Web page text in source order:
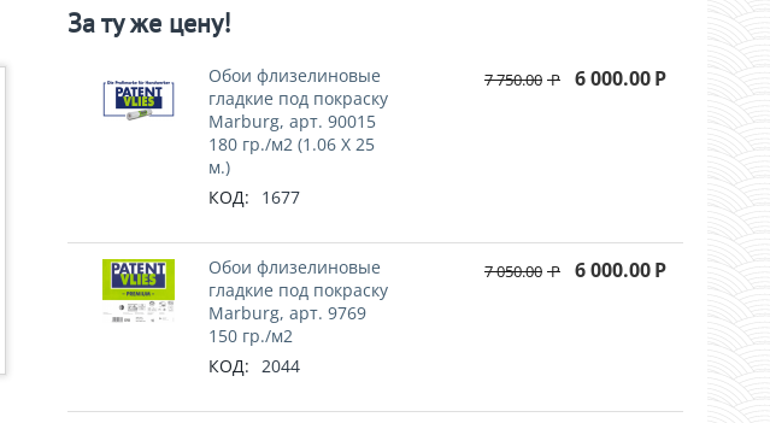
За ту же цену!
Обои флизелиновые
гладкие под покраску
Marburg, арт. 90015
180 гр./м2 (1.06 Х 25
м.)
КОД:
1677
7 750.00 Р 6 000.00Р
Обои флизелиновые
гладкие под покраску
Marburg, арт. 9769
150 гр./м2
КОД: 2044
7 050.00 Р 6 000.00Р